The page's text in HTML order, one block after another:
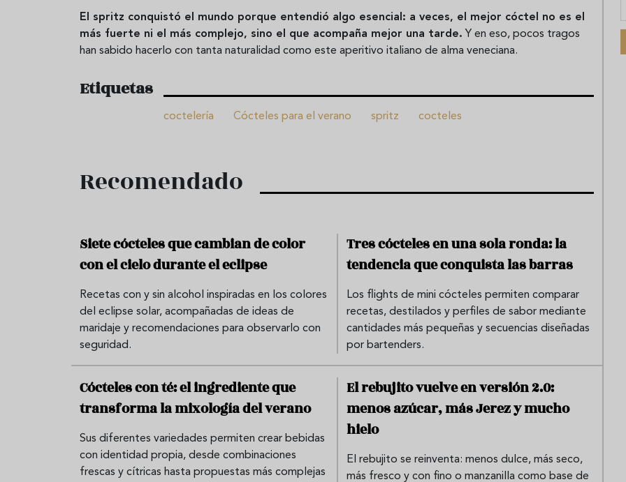
El spritz conquistó el mundo porque entendió algo esencial: a veces, el mejor cóctel no es el
más fuerte ni el más complejo, sino el que acompaña mejor una tarde. Y en eso, pocos tragos
han sabido hacerlo con tanta naturalidad como este aperitivo italiano de alma veneciana.
Etiquetas
coctelería Cócteles para el verano spritz cocteles
Recomendado
Siete cócteles que cambian de color
con el cielo durante el eclipse
Recetas con y sin alcohol inspiradas en los colores
del eclipse solar, acompañadas de ideas de
maridaje y recomendaciones para observarlo con
seguridad.
Tres cócteles en una sola ronda: la
tendencia que conquista las barras
Los flights de mini cócteles permiten comparar
recetas, destilados y perfiles de sabor mediante
cantidades más pequeñas y secuencias diseñadas
por bartenders.
Cócteles con té: el ingrediente que
transforma la mixología del verano
Sus diferentes variedades permiten crear bebidas
con identidad propia, desde combinaciones
frescas y cítricas hasta propuestas más complejas
El rebujito vuelve en versión 2.0:
menos azúcar, más Jerez y mucho
hielo
El rebujito se reinventa: menos dulce, más seco,
más fresco y con fino o manzanilla como base de